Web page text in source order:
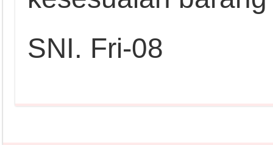
SNI. Fri-08